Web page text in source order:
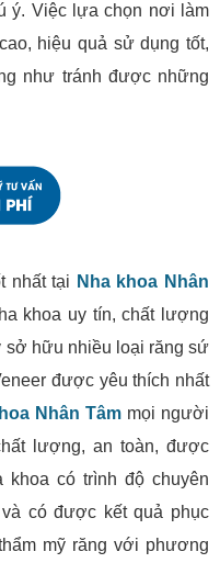
ý. Việc lựa chọn nơi làm
hiệu quả sử dụng tốt,
như tránh được những
nhất tại Nha khoa Nhân
khoa uy tín, chất lượng
sở hữu nhiều loại răng sứ
được yêu thích nhất
Nhân Tâmmọi người
lượng, an toàn, được
có trình độ chuyên
có được kết quả phục
mỹ răng với phương